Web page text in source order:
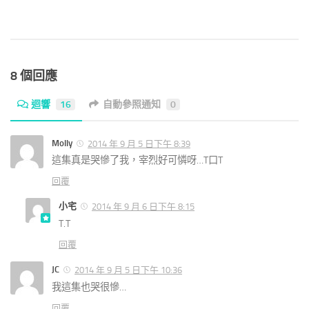
8 個回應
迴響 16 自動參照通知 0
Molly 2014 年 9 月 5 日下午 8:39
這集真是哭慘了我，宰烈好可憐呀…T口T
回覆
小宅 2014 年 9 月 6 日下午 8:15
T.T
回覆
JC 2014 年 9 月 5 日下午 10:36
我這集也哭很慘…